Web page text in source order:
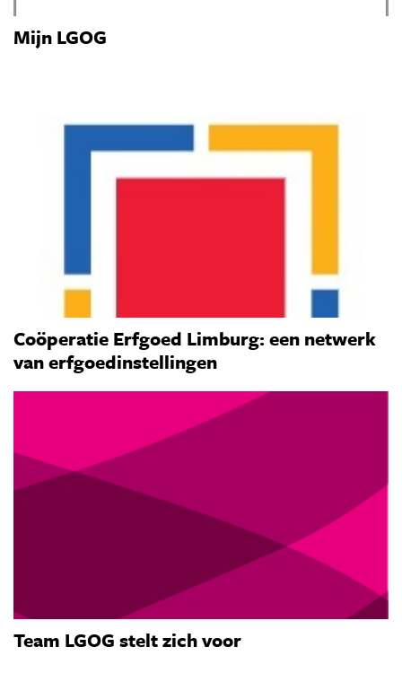
Mijn LGOG
Coöperatie Erfgoed Limburg: een netwerk
van erfgoedinstellingen
Team LGOG stelt zich voor